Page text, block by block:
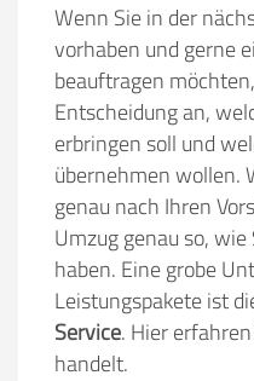
Wenn Sie in der
vorhaben und gerne
beauftragen
Entscheidung an,
erbringen soll und
übernehmen wollen.
genau nach Ihren
Umzug genau so,
haben. Eine grobe
Leistungspakete ist
Service. Hier
handelt.